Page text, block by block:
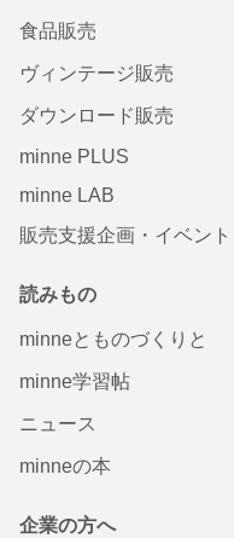
食品販売
ヴィンテージ販売
ダウンロード販売
minne PLUS
minne LAB
販売支援企画・イベント
読みもの
minneとものづくりと
minne学習帖
ニュース
minneの本
企業の方へ